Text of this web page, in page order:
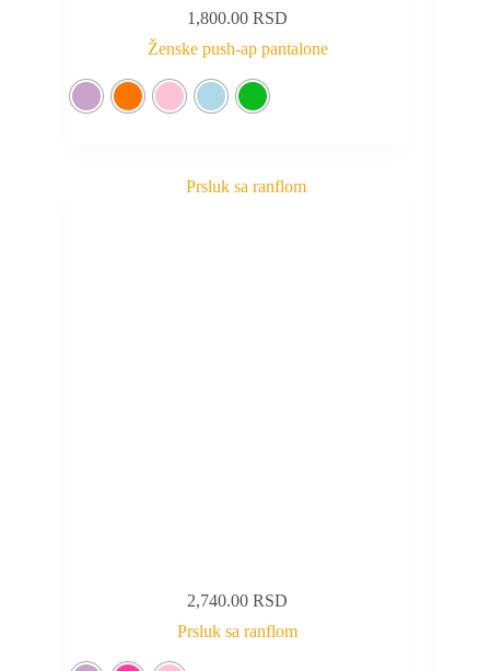
1,800.00RSD
Ženske push-ap pantalone
2,740.00RSD
Prsluk sa ranflom